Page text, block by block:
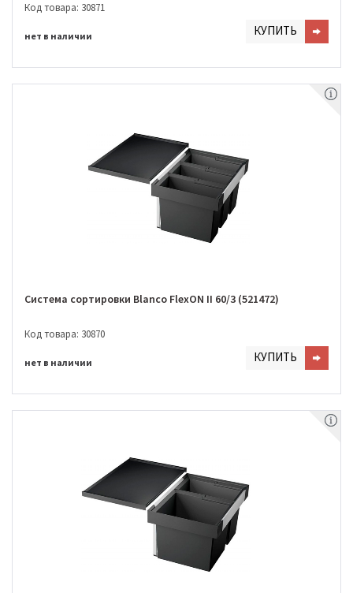
Код товара: 30871
нет в наличии КУПИТЬ
Система сортировки Blanco FlexON II 60/3 (521472)
Код товара: 30870
нет в наличии КУПИТЬ